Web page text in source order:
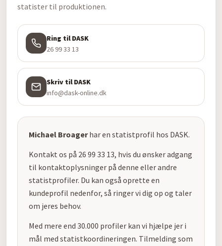
statister til produktionen.
Ring til DASK
26 99 33 13
Skriv til DASK
info@dask-online.dk
Michael Broagerhar en statistprofil hos DASK.
Kontakt os på 26 99 33 13, hvis du ønsker adgang
til kontaktoplysninger på denne eller andre
statistprofiler. Du kan også oprette en
kundeprofil nedenfor, så ringer vi dig op og taler
om jeres behov.
Med mere end 30.000 profiler kan vi hjælpe jer i
mål med statistkoordineringen. Tilmelding som